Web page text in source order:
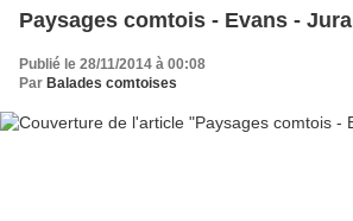
Paysages comtois - Evans - Jura
Publié le 28/11/2014 à 00:08
Par Balades comtoises